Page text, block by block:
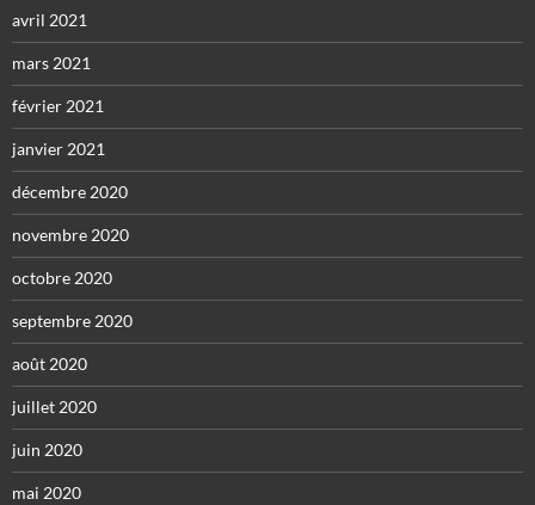
avril 2021
mars 2021
février 2021
janvier 2021
décembre 2020
novembre 2020
octobre 2020
septembre 2020
août 2020
juillet 2020
juin 2020
mai 2020